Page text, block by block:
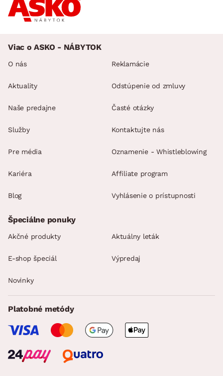
Viac o ASKO - NÁBYTOK
O nás
Aktuality
Naše predajne
Služby
Pre média
Kariéra
Blog
Reklamácie
Odstúpenie od zmluvy
Časté otázky
Kontaktujte nás
Oznamenie - Whistleblowing
Affiliate program
Vyhlásenie o prístupnosti
Špeciálne ponuky
Akčné produkty Aktuálny leták
E-shop špeciál Výpredaj
Novinky
Platobné metódy